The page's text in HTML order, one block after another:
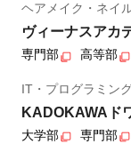
ヘアメイク・ネイ
ヴィーナスアカ
専門部 高等部
IT・プログラミン
KADOKAWAド
大学部 専門部